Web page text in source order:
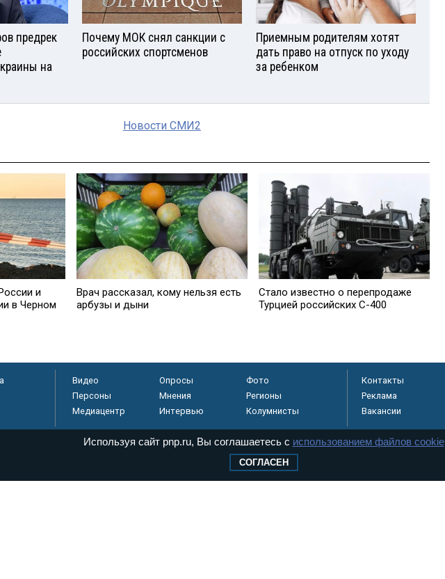
предрек
на
Почему МОК снял санкции с
российских спортсменов
Приемным родителям хотят
дать право на отпуск по уходу
за ребенком
Новости СМИ2
и
в Черном
Врач рассказал, кому нельзя есть
арбузы и дыни
Стало известно о перепродаже
Турцией российских С-400
Видео Опросы
Фото
Персоны
Мнения
Регионы
Медиацентр
Интервью Колумнисты
Контакты
Реклама
Вакансии
связи, информационных технологий и
Используя сайт pnp.ru, Вы соглашаетесь с использованием файлов cookie
СОГЛАСЕН